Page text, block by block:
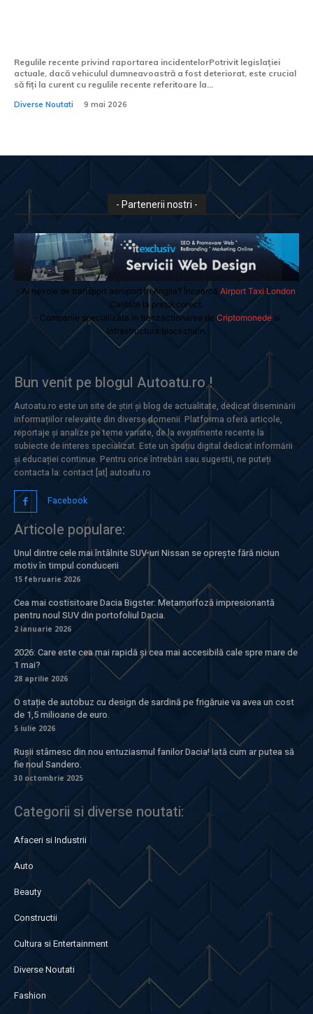
Regulile recente privind raportarea incidentelorPotrivit legislației
actuale, dacă vehiculul dumneavoastră a fost deteriorat, este crucial
să fiți la curent cu regulile recente referitoare la...
Diverse Noutati 9 mai 2026
- Partenerii nostri -
- Ai nevoie de transport aeroport in Anglia? Încearcă Airport Taxi London
Calitate la prețul corect.
- Companie specializata in tranzactionarea de Criptomonedesi
infrastructura blockchain.
Bun venit pe blogul Autoatu.ro !
Autoatu.ro este un site de știri și blog de actualitate, dedicat diseminării
informațiilor relevante din diverse domenii. Platforma oferă articole,
reportaje și analize pe teme variate, de la evenimente recente la
subiecte de interes specializat. Este un spațiu digital dedicat informării
și educației continue. Pentru orice întrebări sau sugestii, ne puteți
contacta la: contact [at] autoatu.ro
Facebook
Articole populare:
Unul dintre cele mai întâlnite SUV-uri Nissan se oprește fără niciun
motiv în timpul conducerii
15 februarie 2026
Cea mai costisitoare Dacia Bigster: Metamorfoză impresionantă
pentru noul SUV din portofoliul Dacia.
2 ianuarie 2026
2026: Care este cea mai rapidă și cea mai accesibilă cale spre mare de
1 mai?
28 aprilie 2026
O stație de autobuz cu design de sardină pe frigăruie va avea un cost
de 1,5 milioane de euro.
5 iulie 2026
Rușii stârnesc din nou entuziasmul fanilor Dacia! Iată cum ar putea să
fie noul Sandero.
30 octombrie 2025
Categorii si diverse noutati:
Afaceri si Industrii
Auto
Beauty
Constructii
Cultura si Entertainment
Diverse Noutati
Fashion